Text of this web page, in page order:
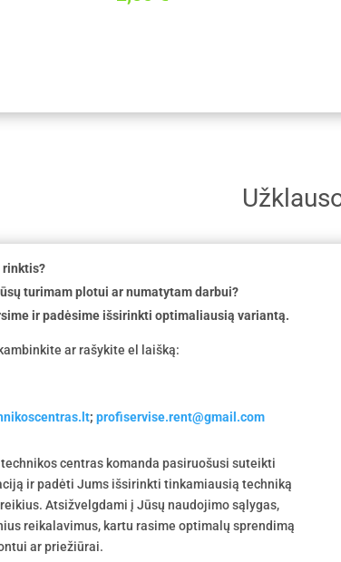
rinktis?
turimam plotui ar numatytam darbui?
ir padėsime išsirinkti optimaliausią variantą.
ar rašykite el laišką:
;profiservise.rent@gmail.com
centras komanda pasiruošusi suteikti
ir padėti Jums išsirinkti tinkamiausią techniką
Atsižvelgdami į Jūsų naudojimo sąlygas,
reikalavimus, kartu rasime optimalų sprendimą
ar priežiūrai.